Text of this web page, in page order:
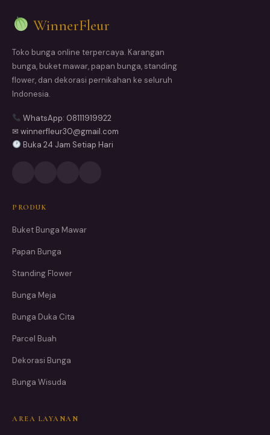
WinnerFleur
Toko bunga online terpercaya. Karangan
bunga, buket mawar, papan bunga, standing
flower, dan dekorasi pernikahan ke seluruh
Indonesia.
WhatsApp: 08111919922
✉ winnerfleur30@gmail.com
Buka 24 Jam Setiap Hari
PRODUK
Buket Bunga Mawar
Papan Bunga
Standing Flower
Bunga Meja
Bunga Duka Cita
Parcel Buah
Dekorasi Bunga
Bunga Wisuda
AREA LAYANAN